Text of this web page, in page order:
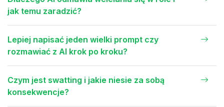
jak temu zaradzić?
Lepiej napisać jeden wielki prompt czy
rozmawiać z AI krok po kroku?
Czym jest swatting i jakie niesie za sobą
konsekwencje?